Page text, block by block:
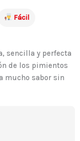
Fácil
sencilla y perfecta
de los pimientos
mucho sabor sin